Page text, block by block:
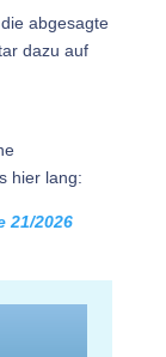
abgesagte
dazu auf
hier lang:
21/2026